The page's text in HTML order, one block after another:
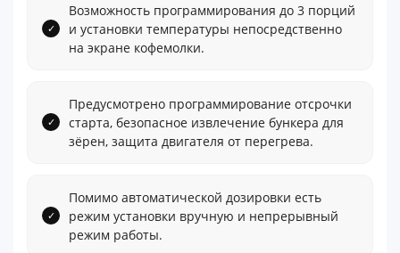
Возможность программирования до 3 порций
и установки температуры непосредственно
на экране кофемолки.
Предусмотрено программирование отсрочки
старта, безопасное извлечение бункера для
зёрен, защита двигателя от перегрева.
Помимо автоматической дозировки есть
режим установки вручную и непрерывный
режим работы.